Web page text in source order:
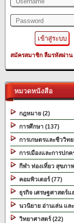
สมัครสมาชิก ลืมรหัสผ่าน
หมวดหนังสือ
กฎหมาย (2)
การศึกษา (137)
การเกษตรและชีววิท
การเมืองและการปกค
กีฬา ท่องเที่ยว สุขภา
คอมพิวเตอร์ (77)
ธุรกิจ เศรษฐศาสตร์แ
นวนิยาย อ่านเล่น แล
วิทยาศาสตร์ (22)